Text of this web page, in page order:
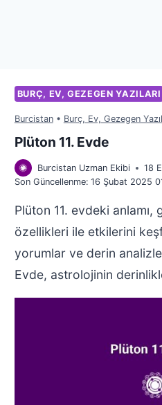
BURÇ, EV, GEZEGEN YAZILARI
Burcistan• Burç, Ev, Gezegen
Plüton 11. Evde
Burcistan Uzman Ekibi
18
Son Güncellenme: 16 Şubat 2025
Plüton 11. evdeki anlamı,
özellikleri ile etkilerini
yorumlar ve derin
Evde, astrolojinin